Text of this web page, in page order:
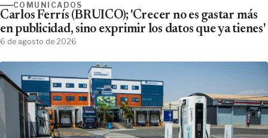
COMUNICADOS
Carlos Ferrís (BRUICO); 'Crecer no es gastar más
en publicidad, sino exprimir los datos que ya tienes'
6 de agosto de 2026